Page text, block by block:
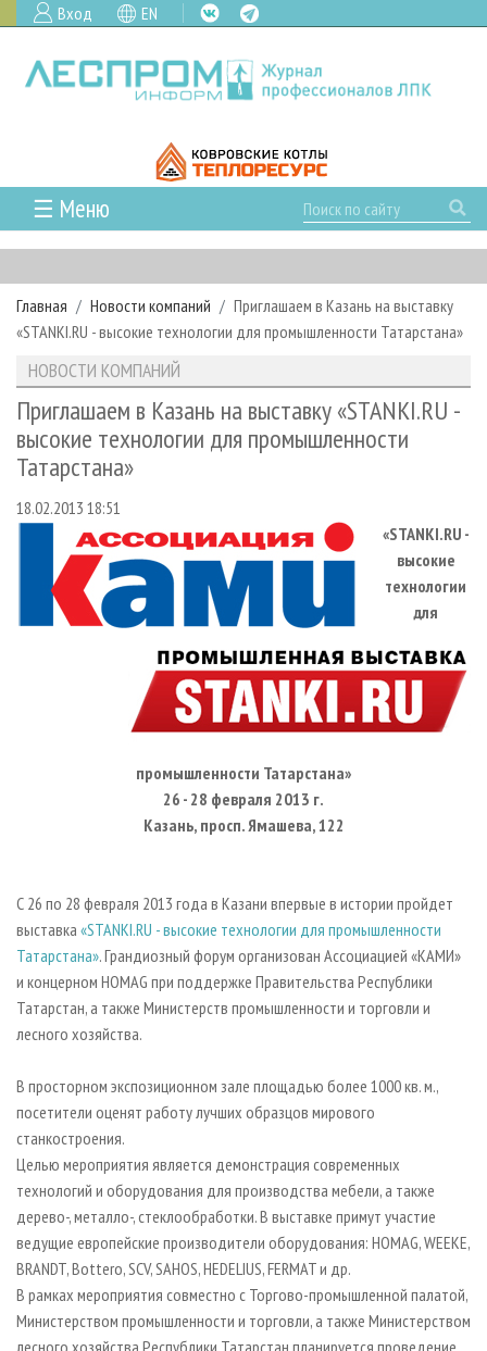
Вход EN
☰ Меню
ГЛАВНАЯ
РУБРИКИ И ТЕМЫ
РУБРИКИ ЖУРНАЛА
ЛЕСНОЕ ХОЗЯЙСТВО
ЛЕСОЗАГОТОВКА
ЛЕСОПИЛЕНИЕ
ДЕРЕВООБРАБОТКА
СУШКА ДРЕВЕСИНЫ
ПРОИЗВОДСТВО ДРЕВЕСНЫХ ПЛИТ
ДЕРЕВЯННОЕ ДОМОСТРОЕНИЕ
ПРОИЗВОДСТВО МЕБЕЛИ
БИОЭНЕРГЕТИКА
ИНСТРУМЕНТ И МАТЕРИАЛЫ
НОВОСТИ
КАЛЕНДАРЬ СОБЫТИЙ
НОВОСТИ ЛПК
НОВОСТИ ЖУРНАЛА
НОВОСТИ КОМПАНИЙ
ПРОЕКТЫ ЛПИ
АНАЛИТИКА
ПРЕДПРИЯТИЯ ЛПК
ЛЕСНЫЕ РЕГИОНЫ РОССИИ
ПЕРСОНЫ
МОБИЛЬНЫЕ ВЫСТАВКИ
ОФИЦИАЛЬНЫЕ ДЕЛЕГАЦИИ
ПРИОРИТЕТНЫЕ ИНВЕСТПРОЕКТЫ
RUSSIAN FORESTRY REVIEW
ГАЗЕТА ЛЕСПРОМФОРУМ
БИБЛИОТЕКА СПЕЦИАЛИСТА
АРХИВ ЖУРНАЛОВ
СТАТЬИ
О ЖУРНАЛЕ
ПОДПИСКА
КОНТАКТЫ
РЕКЛАМОДАТЕЛЯМ
РЕКЛАМА
РЕКЛАМА НА САЙТЕ
Главная Новости компаний
Приглашаем в Казань на выставку
«STANKI.RU - высокие технологии для промышленности Татарстана»
НОВОСТИ КОМПАНИЙ
Приглашаем в Казань на выставку «STANKI.RU -
высокие технологии для промышленности
Татарстана»
18.02.2013 18:51
«STANKI.RU -
высокие
технологии
для
промышленности Татарстана»
26 - 28 февраля 2013 г.
Казань, просп. Ямашева, 122
С 26 по 28 февраля 2013 года в Казани впервые в истории пройдет
выставка «STANKI.RU - высокие технологии для промышленности
Татарстана». Грандиозный форум организован Ассоциацией «КАМИ»
и концерном HOMAG при поддержке Правительства Республики
Татарстан, а также Министерств промышленности и торговли и
лесного хозяйства.
В просторном экспозиционном зале площадью более 1000 кв. м.,
посетители оценят работу лучших образцов мирового
станкостроения.
Целью мероприятия является демонстрация современных
технологий и оборудования для производства мебели, а также
дерево-, металло-, стеклообработки. В выставке примут участие
ведущие европейские производители оборудования: HOMAG, WEEKE,
BRANDT, Bottero, SCV, SAHOS, HEDELIUS, FERMAT и др.
В рамках мероприятия совместно с Торгово-промышленной палатой,
Министерством промышленности и торговли, а также Министерством
лесного хозяйства Республики Татарстан планируется проведение